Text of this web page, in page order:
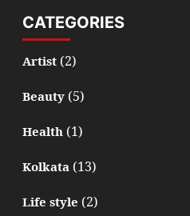
CATEGORIES
Artist(2)
Beauty(5)
Health(1)
Kolkata(13)
Life style (2)